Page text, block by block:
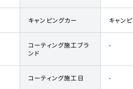
キャンピングカー キャン
コーティング施工ブラ
ンド
-
コーティング施工日 -